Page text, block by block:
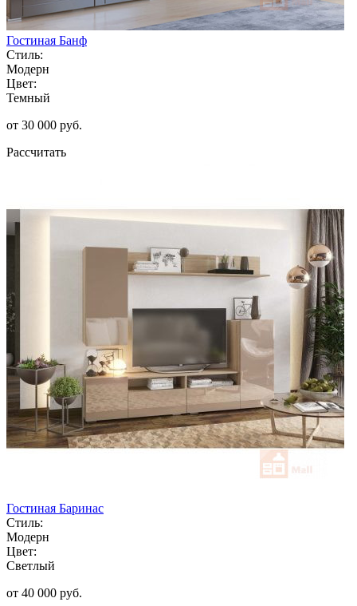
Гостиная Банф
Стиль:
Модерн
Цвет:
Темный
от 30 000 руб.
Рассчитать
Гостиная Баринас
Стиль:
Модерн
Цвет:
Светлый
от 40 000 руб.